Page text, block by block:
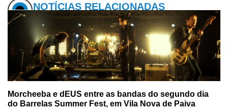
NOTÍCIAS RELACIONADAS
Morcheeba e dEUS entre as bandas do segundo dia
do Barrelas Summer Fest, em Vila Nova de Paiva